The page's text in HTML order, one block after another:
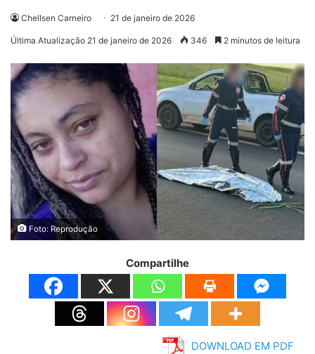
Chellsen Carneiro 21 de janeiro de 2026
Última Atualização 21 de janeiro de 2026 346 2 minutos de leitura
Foto: Reprodução
Compartilhe
DOWNLOAD EM PDF